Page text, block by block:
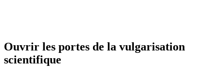
Ouvrir les portes de la vulgarisation
scientifique